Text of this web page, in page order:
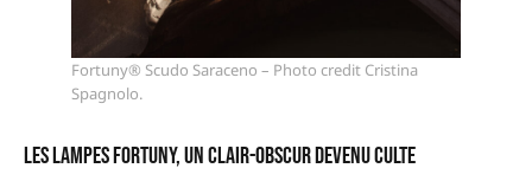
Fortuny® Scudo Saraceno – Photo credit Cristina
Spagnolo.
Les lampes Fortuny, un clair-obscur devenu culte